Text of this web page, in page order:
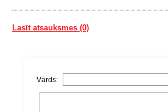
Lasīt atsauksmes (0)
Vārds: